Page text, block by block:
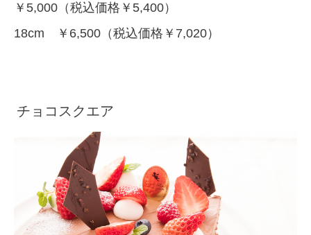
￥5,000（税込価格￥5,400）
18cm ￥6,500（税込価格￥7,020）
チョコスクエア